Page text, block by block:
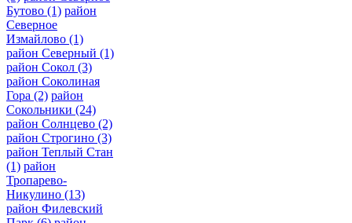
Бутово (1) район
Северное
Измайлово (1)
район Северный (1)
район Сокол (3)
район Соколиная
Гора (2) район
Сокольники (24)
район Солнцево (2)
район Строгино (3)
район Теплый Стан
(1) район
Тропарево-
Никулино (13)
район Филевский